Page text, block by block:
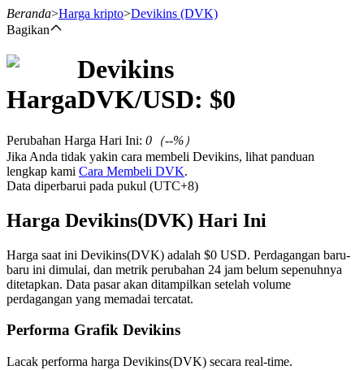
Kontrak berjangka menggunakan USDT sebagai jaminannya
Beranda>Harga kripto>Devikins (DVK)
Bagikan
Devikins
HargaDVK/USD: $0
Perubahan Harga Hari Ini: 0 （--%）
Jika Anda tidak yakin cara membeli Devikins, lihat panduan
lengkap kami Cara Membeli DVK.
Data diperbarui pada pukul (UTC+8)
Harga Devikins(DVK) Hari Ini
Harga saat ini Devikins(DVK) adalah $0 USD. Perdagangan baru-
baru ini dimulai, dan metrik perubahan 24 jam belum sepenuhnya
ditetapkan. Data pasar akan ditampilkan setelah volume
perdagangan yang memadai tercatat.
Performa Grafik Devikins
Lacak performa harga Devikins(DVK) secara real-time.